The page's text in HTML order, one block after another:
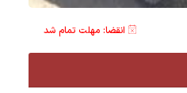
انقضا: مهلت تمام شد